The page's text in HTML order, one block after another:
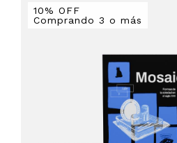
10% OFF
Comprando 3 o más